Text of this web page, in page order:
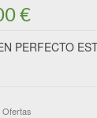
€El
actual
PERFECTO
Ofertas